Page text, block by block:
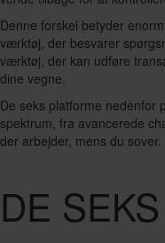
Denne forskel betyder
værktøj, der besvarer
værktøj, der kan udføre
dine vegne.
De seks platforme nedenfor
spektrum, fra avancerede
der arbejder, mens du sover.
DE